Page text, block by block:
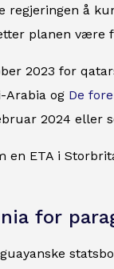
regjeringen å
planen
2023 for
Arabia og De
2024 eller
en ETA i
for